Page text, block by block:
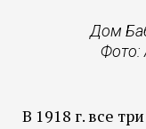
Дом
Фото:
В 1918 г. все